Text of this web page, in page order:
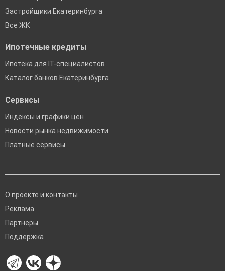
Застройщики Екатеринбурга
Все ЖК
Ипотечные кредиты
Ипотека для IT-специалистов
Каталог банков Екатеринбурга
Сервисы
Индексы и графики цен
Новости рынка недвижимости
Платные сервисы
О проекте и контакты
Реклама
Партнеры
Поддержка